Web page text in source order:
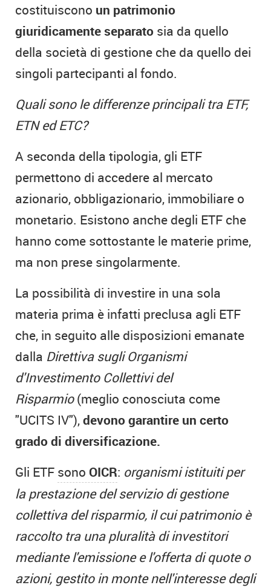
costituiscono un patrimonio
giuridicamente separato sia da quello
della società di gestione che da quello dei
singoli partecipanti al fondo.
Quali sono le differenze principali tra ETF,
ETN ed ETC?
A seconda della tipologia, gli ETF
permettono di accedere al mercato
azionario, obbligazionario, immobiliare o
monetario. Esistono anche degli ETF che
hanno come sottostante le materie prime,
ma non prese singolarmente.
La possibilità di investire in una sola
materia prima è infatti preclusa agli ETF
che, in seguito alle disposizioni emanate
dalla Direttiva sugli Organismi
d'Investimento Collettivi del
Risparmio(meglio conosciuta come
"UCITS IV"),devono garantire un certo
grado di diversificazione.
Gli ETF sono OICR: organismi istituiti per
la prestazione del servizio di gestione
collettiva del risparmio, il cui patrimonio è
raccolto tra una pluralità di investitori
mediante l'emissione e l'offerta di quote o
azioni, gestito in monte nell'interesse degli